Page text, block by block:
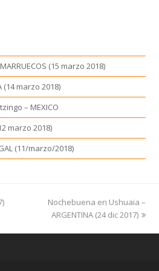
(15 marzo 2018)
(14 marzo 2018)
– MEXICO
marzo 2018)
(11/marzo/2018)
next
post:
Nochebuena en Ushuaia –
ARGENTINA (24 dic 2017)